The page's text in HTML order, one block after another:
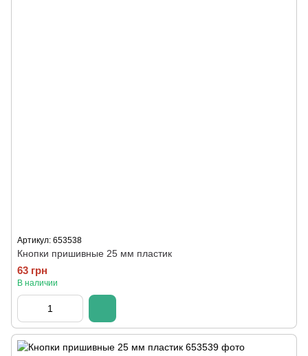
Артикул: 653538
Кнопки пришивные 25 мм пластик
63 грн
В наличии